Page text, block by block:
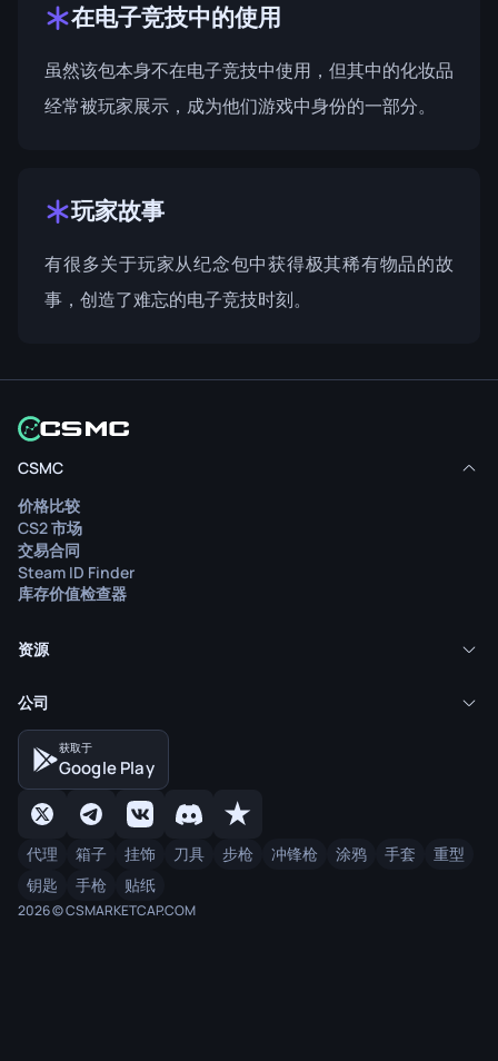
在电子竞技中的使用
虽然该包本身不在电子竞技中使用，但其中的化妆品
经常被玩家展示，成为他们游戏中身份的一部分。
玩家故事
有很多关于玩家从纪念包中获得极其稀有物品的故
事，创造了难忘的电子竞技时刻。
CSMC
价格比较
CS2 市场
交易合同
Steam ID Finder
库存价值检查器
资源
公司
获取于
Google Play
代理 箱子 挂饰 刀具 步枪 冲锋枪 涂鸦 手套
重型
钥匙
手枪 贴纸
2026 © CSMARKETCAP.COM